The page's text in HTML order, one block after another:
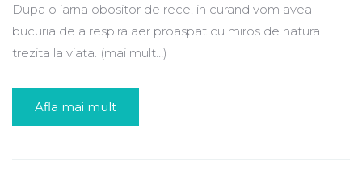
Dupa o iarna obositor de rece, in curand vom avea
bucuria de a respira aer proaspat cu miros de natura
trezita la viata. (mai mult…)
Afla mai mult